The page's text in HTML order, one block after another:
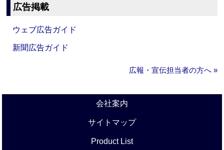
広告掲載
ウェブ広告ガイド
新聞広告ガイド
広報・宣伝担当者の方へ »
会社案内
サイトマップ
Product List